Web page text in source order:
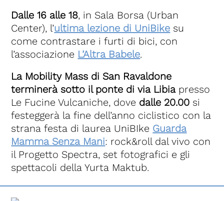
Dalle 16 alle 18, in Sala Borsa (Urban
Center), l’ultima lezione di UniBike su
come contrastare i furti di bici, con
l’associazione L’Altra Babele.
La Mobility Mass di San Ravaldone
terminerà sotto il ponte di via Libia presso
Le Fucine Vulcaniche, dove dalle 20.00 si
festeggerà la fine dell’anno ciclistico con la
strana festa di laurea UniBIke Guarda
Mamma Senza Mani: rock&roll dal vivo con
il Progetto Spectra, set fotografici e gli
spettacoli della Yurta Maktub.